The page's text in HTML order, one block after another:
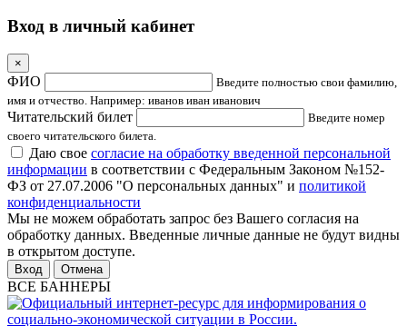
Вход в личный кабинет
×
ФИО
Введите полностью свои фамилию,
имя и отчество. Например: иванов иван иванович
Читательский билет
Введите номер
своего читательского билета.
Даю свое согласие на обработку введенной персональной
информации в соответствии с Федеральным Законом №152-
ФЗ от 27.07.2006 "О персональных данных" и политикой
конфиденциальности
Мы не можем обработать запрос без Вашего согласия на
обработку данных. Введенные личные данные не будут видны
в открытом доступе.
Отмена
ВСЕ БАННЕРЫ